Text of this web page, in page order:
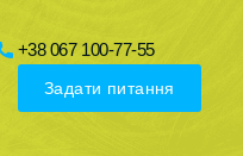
+38 067 100-77-55
Задати питання